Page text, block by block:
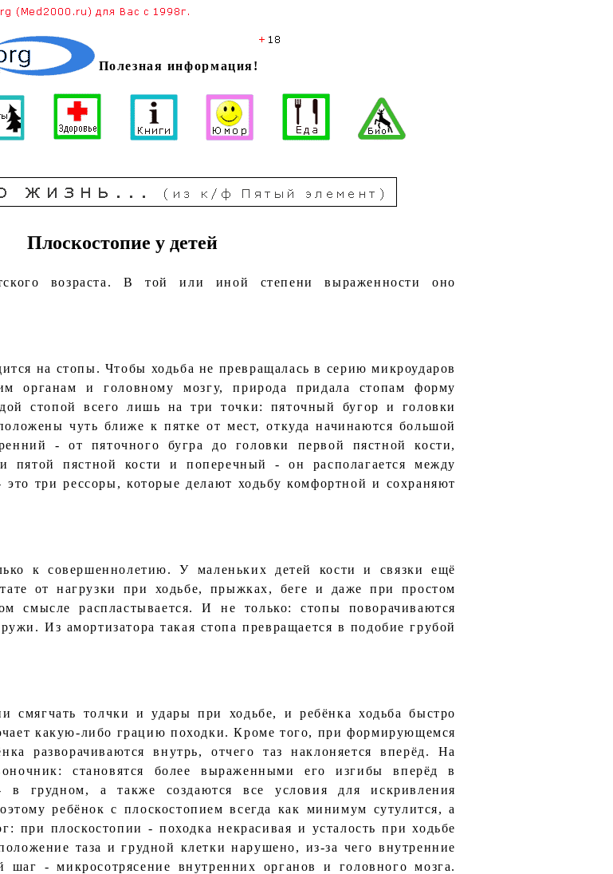
Полезная информация!
Плоскостопие у детей
возраста. В той или иной степени выраженности оно
на стопы. Чтобы ходьба не превращалась в серию микроударов
органам и головному мозгу, природа придала стопам форму
стопой всего лишь на три точки: пяточный бугор и головки
чуть ближе к пятке от мест, откуда начинаются большой
- от пяточного бугра до головки первой пястной кости,
пятой пястной кости и поперечный - он располагается между
три рессоры, которые делают ходьбу комфортной и сохраняют
к совершеннолетию. У маленьких детей кости и связки ещё
от нагрузки при ходьбе, прыжках, беге и даже при простом
смысле распластывается. И не только: стопы поворачиваются
Из амортизатора такая стопа превращается в подобие грубой
смягчать толчки и удары при ходьбе, и ребёнка ходьба быстро
какую-либо грацию походки. Кроме того, при формирующемся
разворачиваются внутрь, отчего таз наклоняется вперёд. На
становятся более выраженными его изгибы вперёд в
грудном, а также создаются все условия для искривления
ребёнок с плоскостопием всегда как минимум сутулится, а
при плоскостопии - походка некрасивая и усталость при ходьбе
таза и грудной клетки нарушено, из-за чего внутренние
- микросотрясение внутренних органов и головного мозга.